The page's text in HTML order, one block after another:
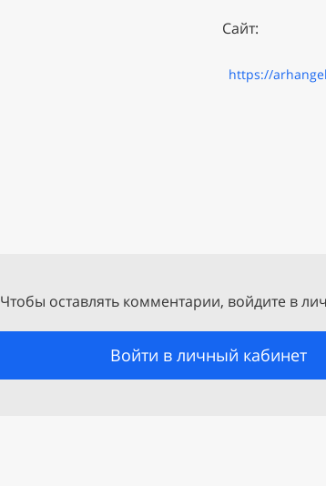
Сайт:
https://
Чтобы оставлять комментарии, войдите в
Войти в личный кабинет